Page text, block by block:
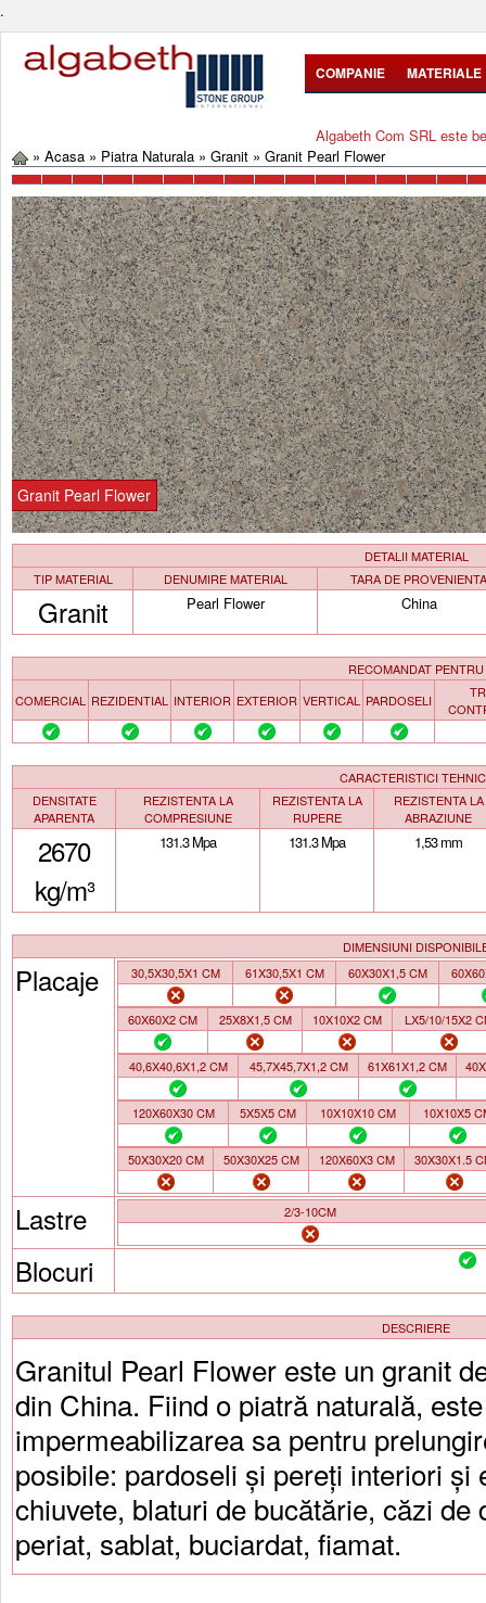
.
COMPANIE MATERIALE
Algabeth Com SRL este
» Acasa » Piatra Naturala » Granit » Granit Pearl Flower
Granit Pearl Flower
DETALII MATERIAL
TIP MATERIAL
DENUMIRE MATERIAL TARA DE PROVENIENTA
Granit Pearl Flower China
RECOMANDAT PENTRU
COMERCIAL
REZIDENTIAL INTERIOR EXTERIOR VERTICAL PARDOSELI
CARACTERISTICI
DENSITATE
APARENTA
REZISTENTA LA
COMPRESIUNE
REZISTENTA LA
RUPERE
REZISTENTA LA
ABRAZIUNE
2670
kg/m³
131.3 Mpa 131.3 Mpa 1,53 mm
DIMENSIUNI
Placaje 30,5X30,5X1 CM 61X30,5X1 CM 60X30X1,5 CM
60X60X2 CM 25X8X1,5 CM 10X10X2 CM LX5/10/15X2
40,6X40,6X1,2 CM 45,7X45,7X1,2 CM 61X61X1,2 CM
120X60X30 CM 5X5X5 CM 10X10X10 CM 10X10X5
50X30X20 CM 50X30X25 CM 120X60X3 CM 30X30X1.5
Lastre 2/3-10CM
Blocuri
DESCRIERE
Granitul Pearl Flower este un granit
din China. Fiind o piatră naturală,
impermeabilizarea sa pentru
posibile: pardoseli și pereți interiori și
chiuvete, blaturi de bucătărie, căzi
periat, sablat, buciardat, fiamat.